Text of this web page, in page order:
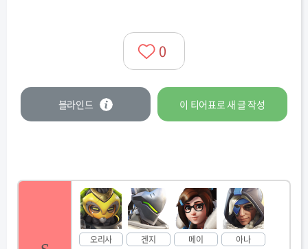
0
블라인드 이 티어표로 새 글 작성
오리사 겐지 메이 아나